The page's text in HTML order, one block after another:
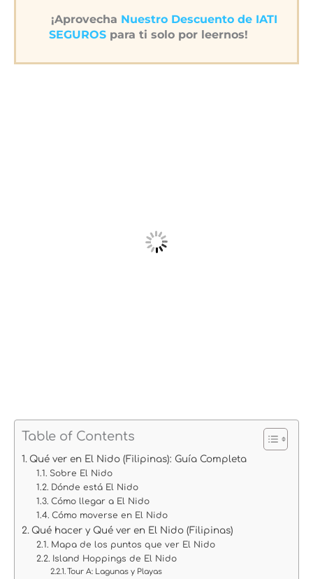
¡Aprovecha Nuestro Descuento de IATI
SEGUROSpara ti solo por leernos!
Table of Contents
Qué ver en El Nido (Filipinas): Guía Completa
Sobre El Nido
Dónde está El Nido
Cómo llegar a El Nido
Cómo moverse en El Nido
Qué hacer y Qué ver en El Nido (Filipinas)
Mapa de los puntos que ver El Nido
Island Hoppings de El Nido
Tour A: Lagunas y Playas